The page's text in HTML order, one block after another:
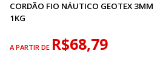
CORDÃO FIO NÁUTICO GEOTEX 3MM
1KG
A PARTIR DE R$68,79